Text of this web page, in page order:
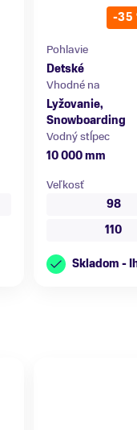
-35
Pohlavie
Detské
Vhodné na
Lyžovanie,
Snowboarding
Vodný stĺpec
10 000 mm
Veľkosť
98
110
Skladom -